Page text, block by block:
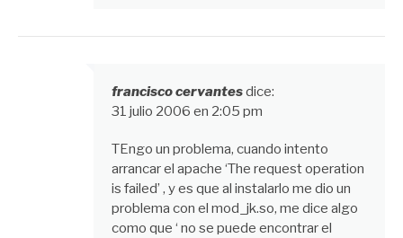
francisco cervantesdice:
31 julio 2006 en 2:05 pm
TEngo un problema, cuando intento
arrancar el apache ‘The request operation
is failed’ , y es que al instalarlo me dio un
problema con el mod_jk.so, me dice algo
como que ‘ no se puede encontrar el